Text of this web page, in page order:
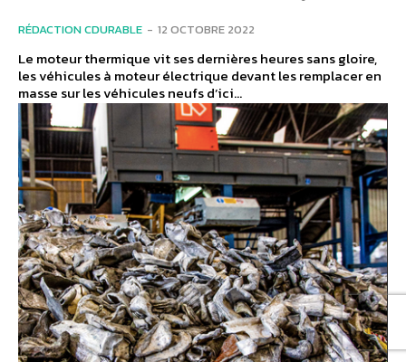
RÉDACTION CDURABLE - 12 OCTOBRE 2022
Le moteur thermique vit ses dernières heures sans gloire,
les véhicules à moteur électrique devant les remplacer en
masse sur les véhicules neufs d’ici...